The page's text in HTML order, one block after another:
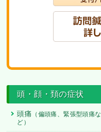
頭・顔・頚の症状
頭痛 （偏頭痛、緊張型頭痛な
ど）